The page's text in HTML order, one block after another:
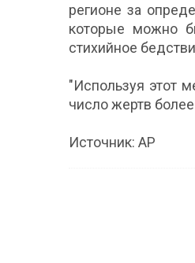
регионе за
которые можно
стихийное
"Используя этот
число жертв
Источник: АР